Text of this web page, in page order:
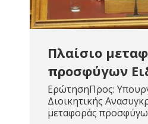
Πλαίσιο
προσφύγων
ΕρώτησηΠρος:
Διοικητικής
μεταφοράς